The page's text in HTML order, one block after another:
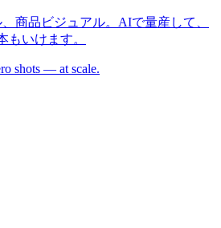
商品ビジュアル。AIで量産して、
もいけます。
shots — at scale.